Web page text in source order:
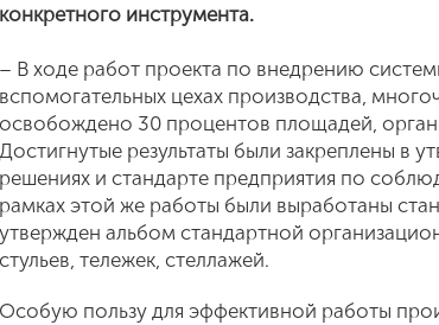
конкретного инструмента.
– В ходе работ проекта по внедрению
вспомогательных цехах производства,
освобождено 30 процентов площадей,
Достигнутые результаты были закреплены в
решениях и стандарте предприятия по
рамках этой же работы были выработаны
утвержден альбом стандартной
стульев, тележек, стеллажей.
Особую пользу для эффективной работы